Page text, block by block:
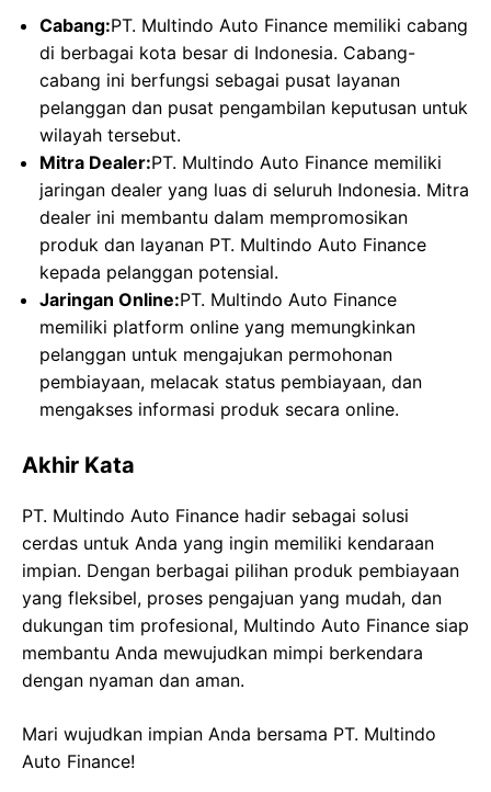
Cabang:PT. Multindo Auto Finance memiliki cabang
di berbagai kota besar di Indonesia. Cabang-
cabang ini berfungsi sebagai pusat layanan
pelanggan dan pusat pengambilan keputusan untuk
wilayah tersebut.
Mitra Dealer:PT. Multindo Auto Finance memiliki
jaringan dealer yang luas di seluruh Indonesia. Mitra
dealer ini membantu dalam mempromosikan
produk dan layanan PT. Multindo Auto Finance
kepada pelanggan potensial.
Jaringan Online:PT. Multindo Auto Finance
memiliki platform online yang memungkinkan
pelanggan untuk mengajukan permohonan
pembiayaan, melacak status pembiayaan, dan
mengakses informasi produk secara online.
Akhir Kata
PT. Multindo Auto Finance hadir sebagai solusi
cerdas untuk Anda yang ingin memiliki kendaraan
impian. Dengan berbagai pilihan produk pembiayaan
yang fleksibel, proses pengajuan yang mudah, dan
dukungan tim profesional, Multindo Auto Finance siap
membantu Anda mewujudkan mimpi berkendara
dengan nyaman dan aman.
Mari wujudkan impian Anda bersama PT. Multindo
Auto Finance!